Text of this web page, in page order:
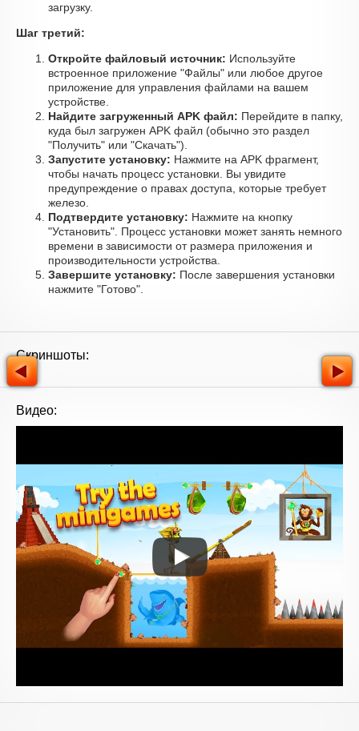
загрузку.
Шаг третий:
Откройте файловый источник: Используйте
встроенное приложение "Файлы" или любое другое
приложение для управления файлами на вашем
устройстве.
Найдите загруженный APK файл: Перейдите в папку,
куда был загружен APK файл (обычно это раздел
"Получить" или "Скачать").
Запустите установку: Нажмите на APK фрагмент,
чтобы начать процесс установки. Вы увидите
предупреждение о правах доступа, которые требует
железо.
Подтвердите установку: Нажмите на кнопку
"Установить". Процесс установки может занять немного
времени в зависимости от размера приложения и
производительности устройства.
Завершите установку: После завершения установки
нажмите "Готово".
Скриншоты:
Видео: